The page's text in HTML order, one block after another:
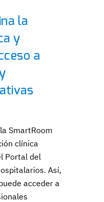
la
y
a
SmartRoom
clínica
Portal del
Así,
acceder a